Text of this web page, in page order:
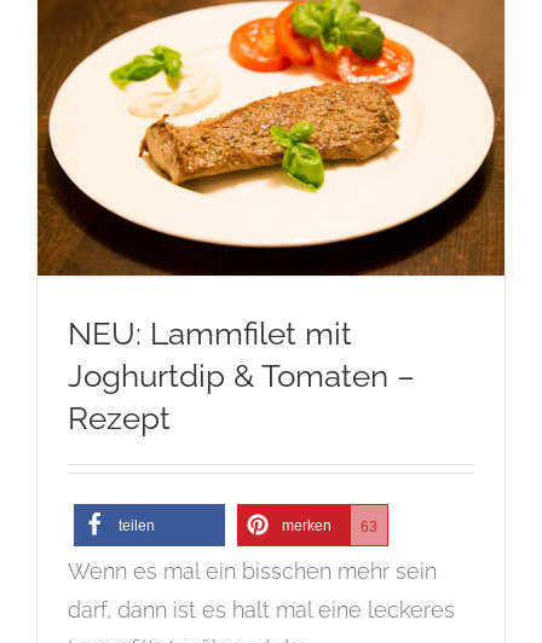
NEU: Lammfilet mit
Joghurtdip & Tomaten –
Rezept
teilen merken 63
Wenn es mal ein bisschen mehr sein
darf, dann ist es halt mal eine leckeres